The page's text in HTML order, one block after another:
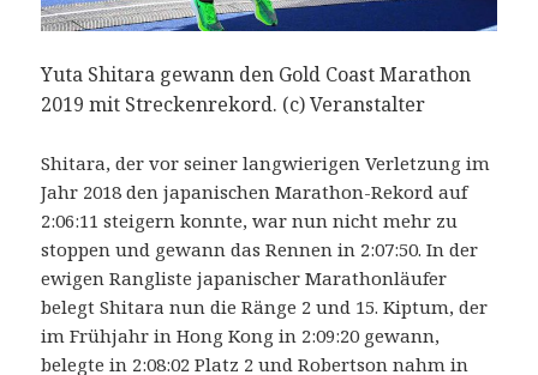
Yuta Shitara gewann den Gold Coast Marathon
2019 mit Streckenrekord. (c) Veranstalter
Shitara, der vor seiner langwierigen Verletzung im
Jahr 2018 den japanischen Marathon-Rekord auf
2:06:11 steigern konnte, war nun nicht mehr zu
stoppen und gewann das Rennen in 2:07:50. In der
ewigen Rangliste japanischer Marathonläufer
belegt Shitara nun die Ränge 2 und 15. Kiptum, der
im Frühjahr in Hong Kong in 2:09:20 gewann,
belegte in 2:08:02 Platz 2 und Robertson nahm in